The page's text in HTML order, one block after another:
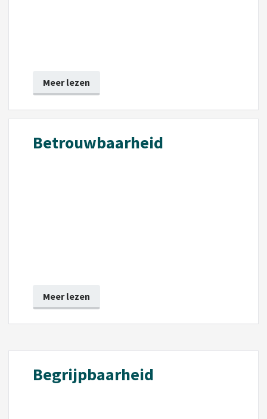
Meer lezen
Betrouwbaarheid
Meer lezen
Begrijpbaarheid